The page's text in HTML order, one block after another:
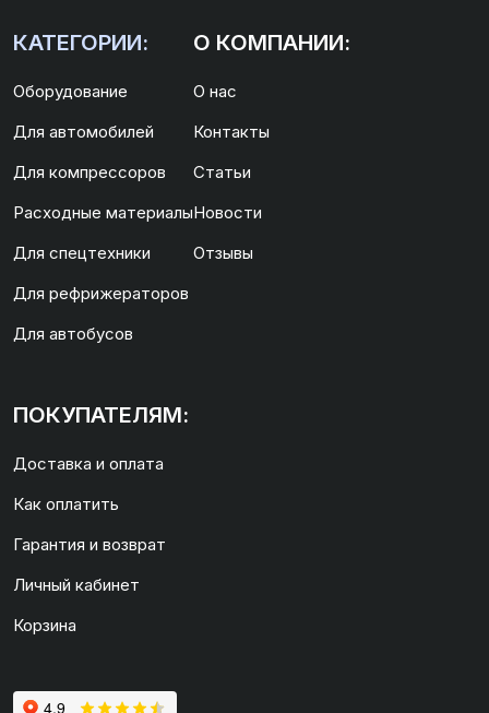
КАТЕГОРИИ:
Оборудование
Для автомобилей
Для компрессоров
Расходные материалы
Для спецтехники
Для рефрижераторов
Для автобусов
О КОМПАНИИ:
О нас
Контакты
Статьи
Новости
Отзывы
ПОКУПАТЕЛЯМ:
Доставка и оплата
Как оплатить
Гарантия и возврат
Личный кабинет
Корзина